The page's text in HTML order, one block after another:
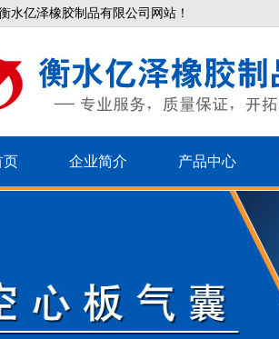
水亿泽橡胶制品有限公司网站！
页 企业简介 产品中心